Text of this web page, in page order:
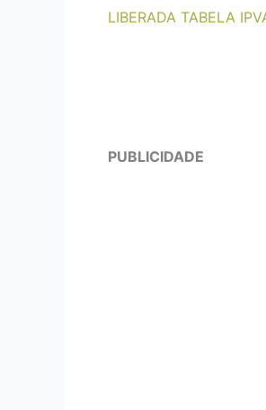
LIBERADA TABELA
PUBLICIDADE